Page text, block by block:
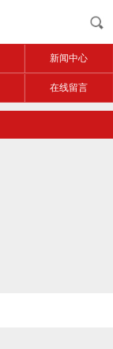
新闻中心
在线留言